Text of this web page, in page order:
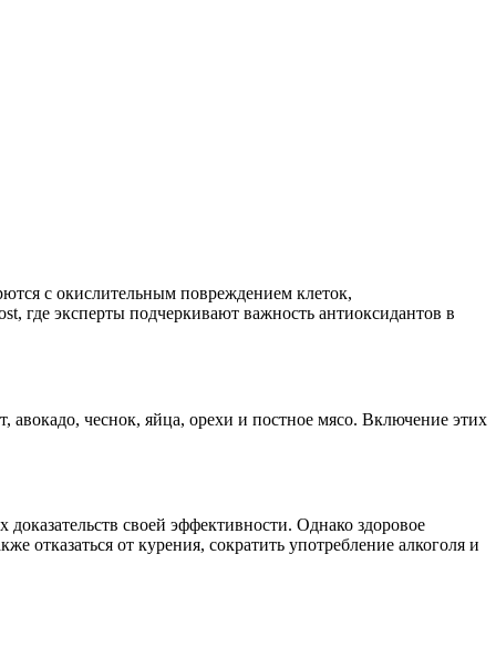
с окислительным повреждением клеток,
где эксперты подчеркивают важность антиоксидантов в
чеснок, яйца, орехи и постное мясо. Включение этих
своей эффективности. Однако здоровое
отказаться от курения, сократить употребление алкоголя и